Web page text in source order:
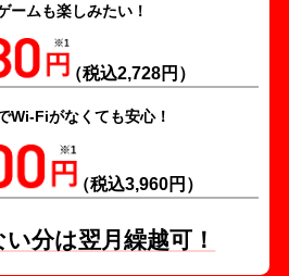
ームも楽しみたい！
（税込2,728円）
Wi-Fiがなくても安心！
（税込3,960円）
分は翌月繰越可！